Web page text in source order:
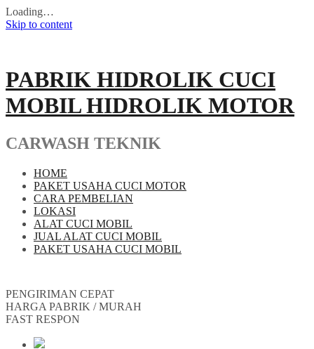
Loading…
Skip to content
PABRIK HIDROLIK CUCI
MOBIL HIDROLIK MOTOR
CARWASH TEKNIK
HOME
PAKET USAHA CUCI MOTOR
CARA PEMBELIAN
LOKASI
ALAT CUCI MOBIL
JUAL ALAT CUCI MOBIL
PAKET USAHA CUCI MOBIL
PENGIRIMAN CEPAT
HARGA PABRIK / MURAH
FAST RESPON